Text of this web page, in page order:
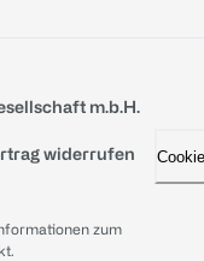
m.b.H.
widerrufen
zum